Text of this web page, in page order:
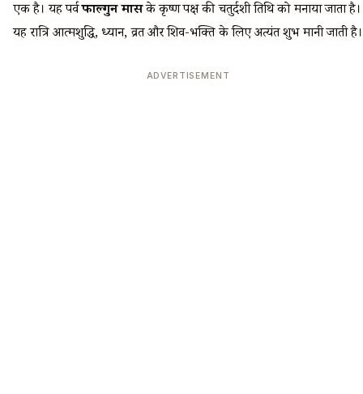
एक है। यह पर्वफाल्गुन मासके कृष्ण पक्ष की चतुर्दशी तिथि को मनाया जाता है।
यह रात्रि आत्मशुद्धि, ध्यान, व्रत और शिव-भक्ति के लिए अत्यंत शुभ मानी जाती है।
ADVERTISEMENT